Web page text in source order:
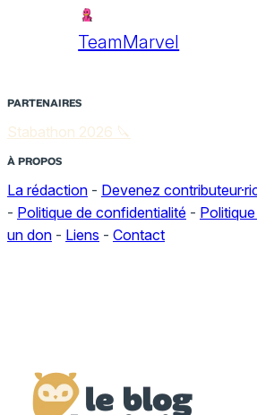
TeamMarvel
PARTENAIRES
Stabathon 2026 🔪
À PROPOS
La rédaction - Devenez
- Politique de confidentialité -
un don - Liens - Contact